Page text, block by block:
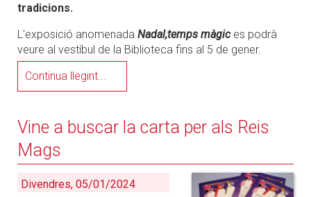
tradicions.
L'exposició anomenada Nadal,temps màgic es podrà
veure al vestíbul de la Biblioteca fins al 5 de gener.
Continua llegint...
Vine a buscar la carta per als Reis
Mags
Divendres, 05/01/2024